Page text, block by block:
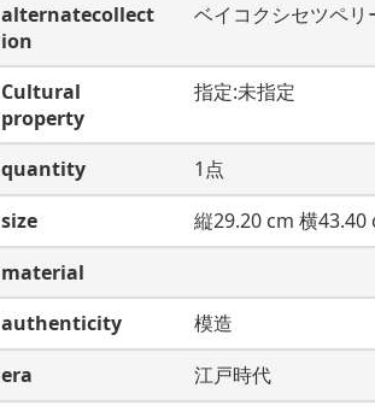
alternatecollect
ion
ベイコクシセツペリ
Cultural
property
指定:未指定
quantity
1点
size
縦29.20 cm 横43.40
material
authenticity
模造
era
江戸時代